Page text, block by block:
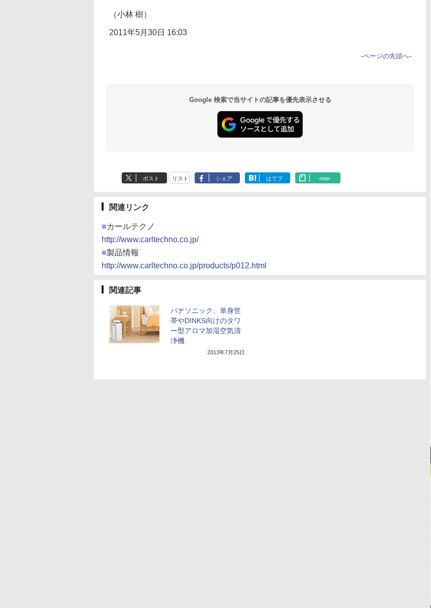
（小林 樹）
2011年5月30日 16:03
-ページの先頭へ-
Google 検索で当サイトの記事を優先表示させる
ポスト リスト シェア はてブ note
関連リンク
■カールテクノ
http://www.carltechno.co.jp/
■製品情報
http://www.carltechno.co.jp/products/p012.html
関連記事
パナソニック、単身世
帯やDINKS向けのタワ
ー型アロマ加湿空気清
浄機
2013年7月25日